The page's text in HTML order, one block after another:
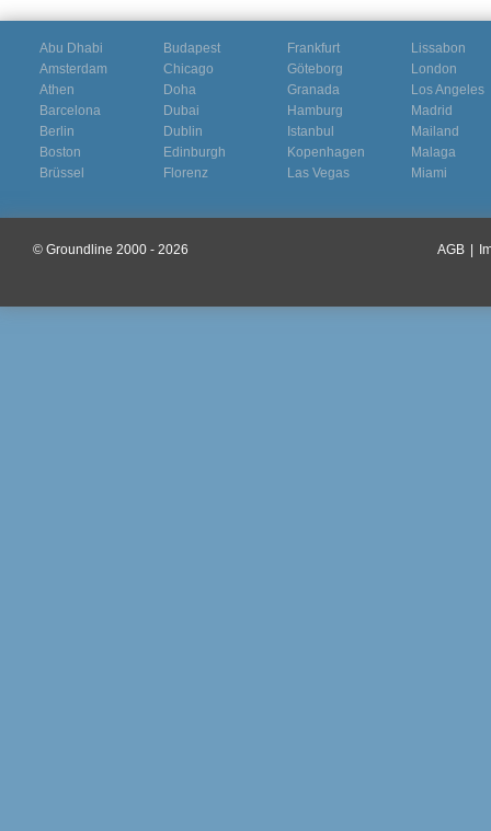
Abu Dhabi
Amsterdam
Athen
Barcelona
Berlin
Boston
Brüssel
Budapest
Chicago
Doha
Dubai
Dublin
Edinburgh
Florenz
Frankfurt
Göteborg
Granada
Hamburg
Istanbul
Kopenhagen
Las Vegas
Lissabon
London
Los Angeles
Madrid
Mailand
Malaga
Miami
© Groundline 2000 - 2026 AGB